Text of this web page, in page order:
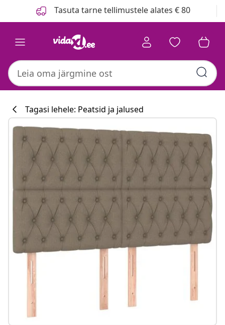
Tasuta tarne tellimustele alates € 80
#sharemevidaxl
Tagasi lehele: Peatsid ja jalused